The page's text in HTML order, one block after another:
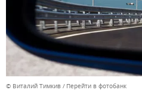
© Виталий Тимкив Перейти в фотобанк